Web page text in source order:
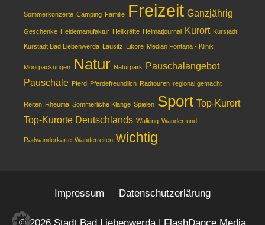
Sommerkonzerte Camping Familie Freizeit Ganzjährig
Geschenke Heidemanufaktur Heilkräfte Heimatjournal Kurort Kurstadt
Kurstadt Bad Liebenwerda Lausitz Liköre Median Fontana - Klinik
Moorpackungen Natur Naturpark Pauschalangebot
Pauschale Pferd Pferdefreundlich Radtouren regional gemacht
Reiten Rheuma Sommerliche Klänge Spielen Sport Top-Kurort
Top-Kurorte Deutschlands Walking Wander-und
Radwanderkarte Wanderreiten wichtig
Impressum Datenschutzerlärung